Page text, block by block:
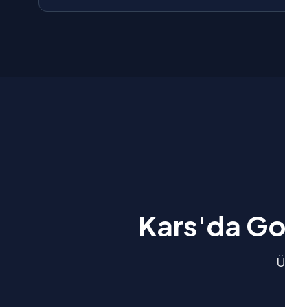
uyumluluk ve hızlı yükleme süresi standart
Kars'da